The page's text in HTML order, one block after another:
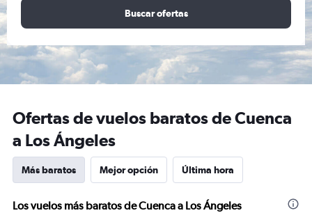
Buscar ofertas
Ofertas de vuelos baratos de Cuenca
a Los Ángeles
Más baratos Mejor opción Última hora
Los vuelos más baratos de Cuenca a Los Ángeles